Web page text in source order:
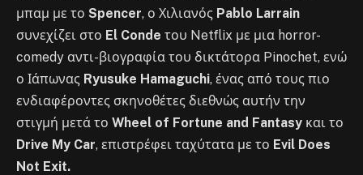
μπαμ με το Spencer, ο Χιλιανός Pablo Larrain
συνεχίζει στο El Conde του Netflix με μια horror-
comedy αντι-βιογραφία του δικτάτορα Pinochet, ενώ
ο Ιάπωνας Ryusuke Hamaguchi, ένας από τους πιο
ενδιαφέροντες σκηνοθέτες διεθνώς αυτήν την
στιγμή μετά το Wheel of Fortune and Fantasy και το
Drive My Car, επιστρέφει ταχύτατα με το Evil Does
Not Exit.